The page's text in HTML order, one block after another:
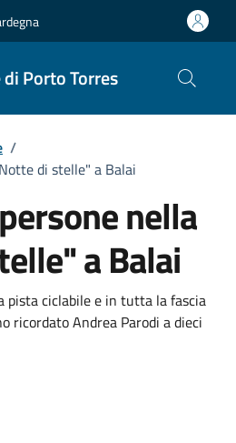
Porto Torres
/
di stelle" a Balai
nella
a Balai
notizia
pista ciclabile e in tutta la fascia
ricordato Andrea Parodi a dieci